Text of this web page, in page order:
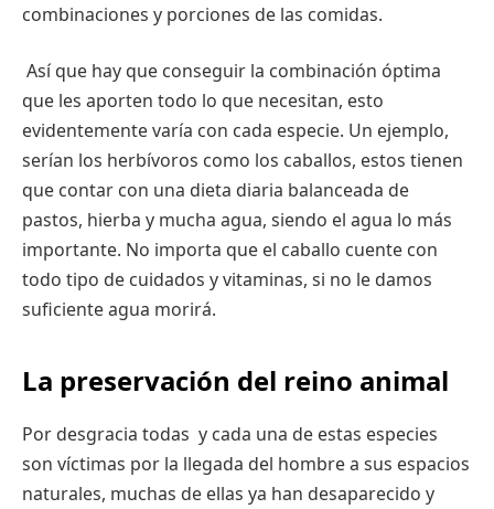
combinaciones y porciones de las comidas.
Así que hay que conseguir la combinación óptima
que les aporten todo lo que necesitan, esto
evidentemente varía con cada especie. Un ejemplo,
serían los herbívoros como los caballos, estos tienen
que contar con una dieta diaria balanceada de
pastos, hierba y mucha agua, siendo el agua lo más
importante. No importa que el caballo cuente con
todo tipo de cuidados y vitaminas, si no le damos
suficiente agua morirá.
La preservación del reino animal
Por desgracia todas y cada una de estas especies
son víctimas por la llegada del hombre a sus espacios
naturales, muchas de ellas ya han desaparecido y